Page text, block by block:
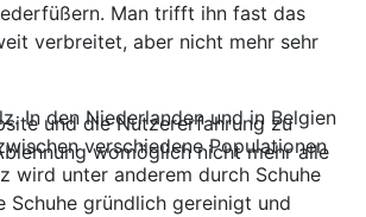
Man trifft ihn fast das
verbreitet, aber nicht mehr sehr
In den Niederlanden und in Belgien
verschiedene Populationen
wird unter anderem durch Schuhe
Schuhe gründlich gereinigt und
und die Nutzererfahrung zu
womöglich nicht mehr alle